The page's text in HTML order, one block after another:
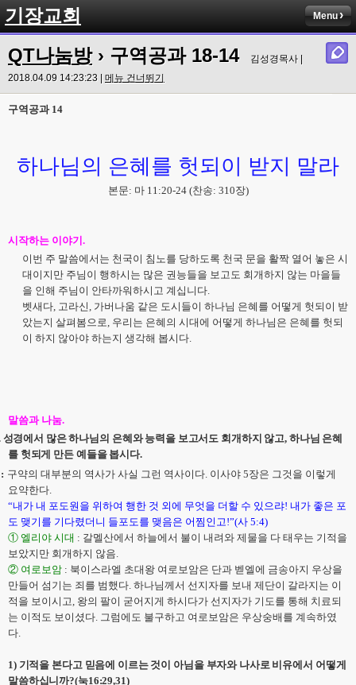
기장교회 Menu
QT나눔방› 구역공과 18-14
김성경목사 |
2018.04.09 14:23:23 | 메뉴 건너뛰기
구역공과 14
하나님의 은혜를 헛되이 받지 말라
본문: 마 11:20-24 (찬송: 310장)
시작하는 이야기 .
이번 주 말씀에서는 천국이 침노를 당하도록 천국 문을 활짝 열어 놓은 시
대이지만 주님이 행하시는 많은 권능들을 보고도 회개하지 않는 마을들
을 인해 주님이 안타까워하시고 계십니다.
벳새다, 고라신, 가버나움 같은 도시들이 하나님 은혜를 어떻게 헛되이 받
았는지 살펴봄으로, 우리는 은혜의 시대에 어떻게 하나님은 은혜를 헛되
이 하지 않아야 하는지 생각해 봅시다.
말씀과 나눔.
성경에서 많은 하나님의 은혜와 능력을 보고서도 회개하지 않고, 하나님 은혜
를 헛되게 만든 예들을 봅시다.
: 구약의 대부분의 역사가 사실 그런 역사이다. 이사야 5장은 그것을 이렇게
요약한다.
“내가 내 포도원을 위하여 행한 것 외에 무엇을 더할 수 있으랴! 내가 좋은 포
도 맺기를 기다렸더니 들포도를 맺음은 어찜인고!”(사 5:4)
① 엘리야 시대 : 갈멜산에서 하늘에서 불이 내려와 제물을 다 태우는 기적을
보았지만 회개하지 않음.
② 여로보암 : 북이스라엘 초대왕 여로보암은 단과 벧엘에 금송아지 우상을
만들어 섬기는 죄를 범했다. 하나님께서 선지자를 보내 제단이 갈라지는 이
적을 보이시고, 왕의 팔이 굳어지게 하시다가 선지자가 기도를 통해 치료되
는 이적도 보이셨다. 그럼에도 불구하고 여로보암은 우상숭배를 계속하였
다.
1) 기적을 본다고 믿음에 이르는 것이 아님을 부자와 나사로 비유에서 어떻게
말씀하십니까?(눅16:29,31)